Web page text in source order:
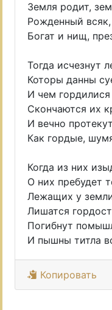
Земля родит,
Рожденный
Богат и нищ,
Тогда исчезнут
Которы данны
И чем
Скончаются их
И вечно
Как гордые,
Когда из них
О них пребудет
Лежащих у
Лишатся
Погибнут
И пышны титла
Копировать